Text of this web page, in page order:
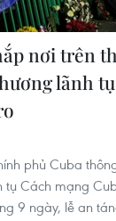
nơi trên
lãnh tụ
phủ Cuba
tụ Cách mạng
9 ngày, lễ an